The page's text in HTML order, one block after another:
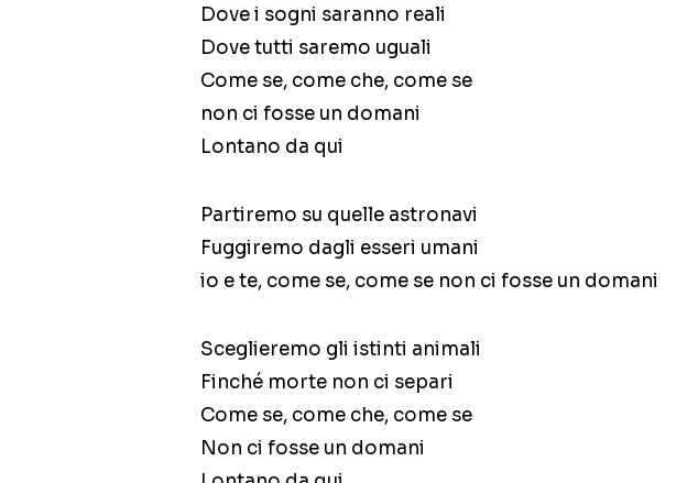
Dove i sogni saranno reali
Dove tutti saremo uguali
Come se, come che, come se
non ci fosse un domani
Lontano da qui
Partiremo su quelle astronavi
Fuggiremo dagli esseri umani
io e te, come se, come se non ci fosse un domani
Sceglieremo gli istinti animali
Finché morte non ci separi
Come se, come che, come se
Non ci fosse un domani